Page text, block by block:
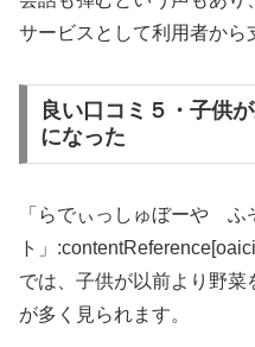
サービスとして利用者から
良い口コミ５・子供
になった
「らでぃっしゅぼーや ふ
ト」
では、子供が以前より野
が多く見られます。